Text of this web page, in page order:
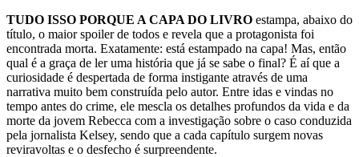
TUDO ISSO PORQUE A CAPA DO LIVRO estampa, abaixo do
título, o maior spoiler de todos e revela que a protagonista foi
encontrada morta. Exatamente: está estampado na capa! Mas, então
qual é a graça de ler uma história que já se sabe o final? É aí que a
curiosidade é despertada de forma instigante através de uma
narrativa muito bem construída pelo autor. Entre idas e vindas no
tempo antes do crime, ele mescla os detalhes profundos da vida e da
morte da jovem Rebecca com a investigação sobre o caso conduzida
pela jornalista Kelsey, sendo que a cada capítulo surgem novas
reviravoltas e o desfecho é surpreendente.